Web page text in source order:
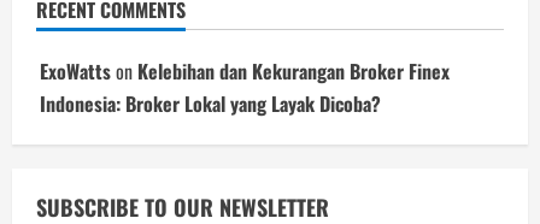
RECENT COMMENTS
ExoWattson Kelebihan dan Kekurangan Broker Finex
Indonesia: Broker Lokal yang Layak Dicoba?
SUBSCRIBE TO OUR NEWSLETTER